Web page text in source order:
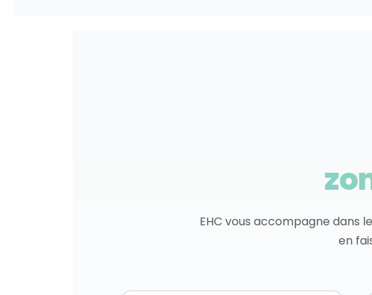
EHC vous accompagne dans
en